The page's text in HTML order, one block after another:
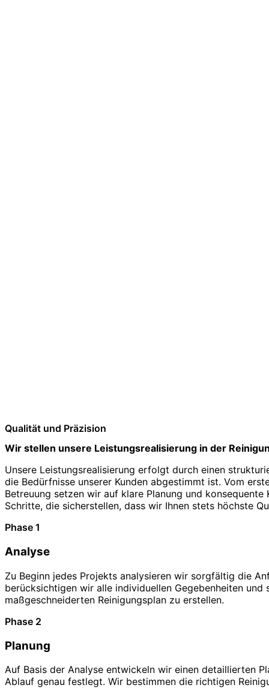
Qualität und Präzision
Wir stellen unsere Leistungsrealisierung in der
Unsere Leistungsrealisierung erfolgt durch einen
die Bedürfnisse unserer Kunden abgestimmt ist. Vom
Betreuung setzen wir auf klare Planung und
Schritte, die sicherstellen, dass wir Ihnen stets höchste
Phase 1
Analyse
Zu Beginn jedes Projekts analysieren wir sorgfältig die
berücksichtigen wir alle individuellen Gegebenheiten und
maßgeschneiderten Reinigungsplan zu erstellen.
Phase 2
Planung
Auf Basis der Analyse entwickeln wir einen detaillierten
Ablauf genau festlegt. Wir bestimmen die richtigen